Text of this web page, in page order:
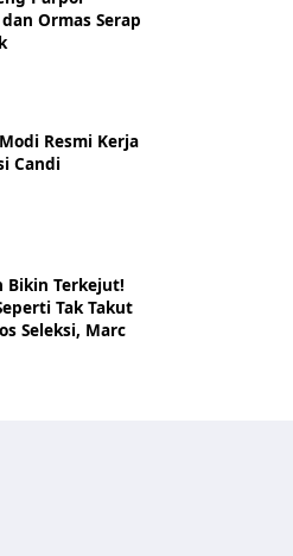
Ormas Serap
Resmi Kerja
Candi
Bikin Terkejut!
Tak Takut
Seleksi, Marc